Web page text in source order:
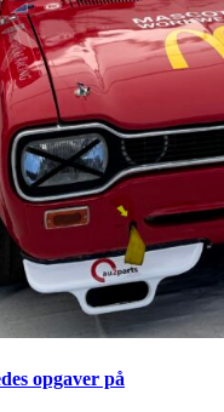
opgaver på